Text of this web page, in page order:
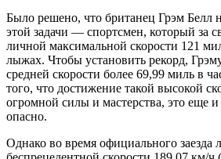
Было решено, что британец Грэм Белл
этой задачи — спортсмен, который за
личной максимальной скорости 121
лыжах. Чтобы установить рекорд,
средней скорости более 69,99 миль в
того, что достижение такой высокой
огромной силы и мастерства, это еще
опасно.
Однако во время официального заезда